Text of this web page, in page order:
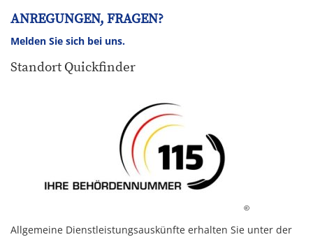
ANREGUNGEN, FRAGEN?
Melden Sie sich bei uns.
Standort Quickfinder
©
Allgemeine Dienstleistungsauskünfte erhalten Sie unter der